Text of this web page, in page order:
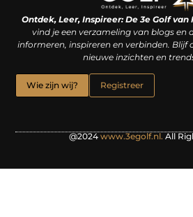
Ontdek, Leer, Inspireer: De 3e Golf
vind je een verzameling van blogs en
informeren, inspireren en verbinden. Blijf
nieuwe inzichten en
Wie zijn wij? Registreer
@2024www.3egolf.nl.All